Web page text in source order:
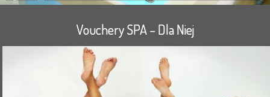
Vouchery SPA – Dla Niej